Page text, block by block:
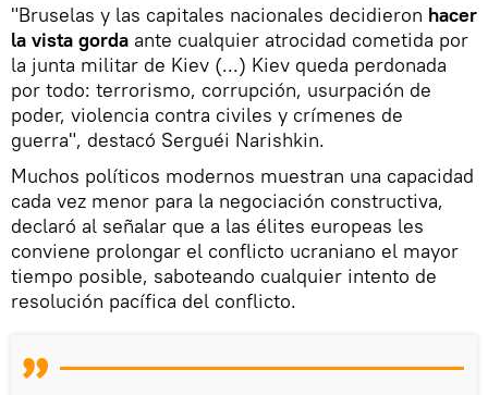
"Bruselas y las capitales nacionales decidieron hacer
la vista gorda ante cualquier atrocidad cometida por
la junta militar de Kiev (...) Kiev queda perdonada
por todo: terrorismo, corrupción, usurpación de
poder, violencia contra civiles y crímenes de
guerra", destacó Serguéi Narishkin.
Muchos políticos modernos muestran una capacidad
cada vez menor para la negociación constructiva,
declaró al señalar que a las élites europeas les
conviene prolongar el conflicto ucraniano el mayor
tiempo posible, saboteando cualquier intento de
resolución pacífica del conflicto.